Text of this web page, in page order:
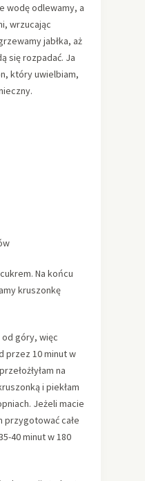
wodę odlewamy, a
wrzucając
jabłka, aż
się rozpadać. Ja
który uwielbiam,
Na końcu
kruszonkę
góry, więc
przez 10 minut w
na
i piekłam
Jeżeli macie
przygotować całe
40 minut w 180